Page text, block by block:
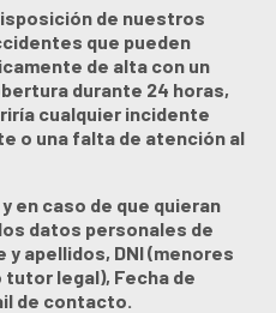
de nuestros
que pueden
de alta con un
durante 24 horas,
cualquier incidente
o una falta de atención al
en caso de que quieran
datos personales de
apellidos, DNI (menores
tutor legal), Fecha de
de contacto.